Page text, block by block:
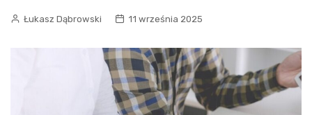
Łukasz Dąbrowski 11 września 2025